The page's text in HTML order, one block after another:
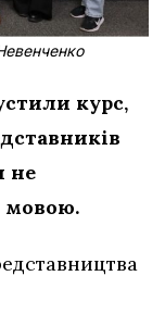
курс,
не
мовою.